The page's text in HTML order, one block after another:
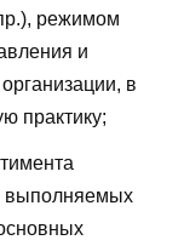
режимом
и
в
практику;
выполняемых